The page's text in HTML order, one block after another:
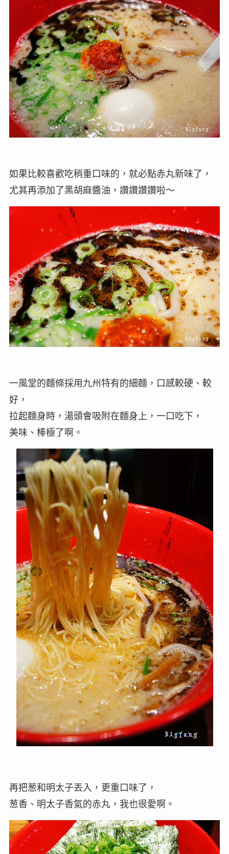
如果比較喜歡吃稍重口味的，就必點赤丸新味了，
尤其再添加了黑胡麻醬油，讚讚讚讚啦～
一風堂的麵條採用九州特有的細麵，口感較硬、較
好，
拉起麵身時，湯頭會吸附在麵身上，一口吃下，
美味、棒極了啊。
再把葱和明太子丟入，更重口味了，
葱香、明太子香氣的赤丸，我也很愛啊。